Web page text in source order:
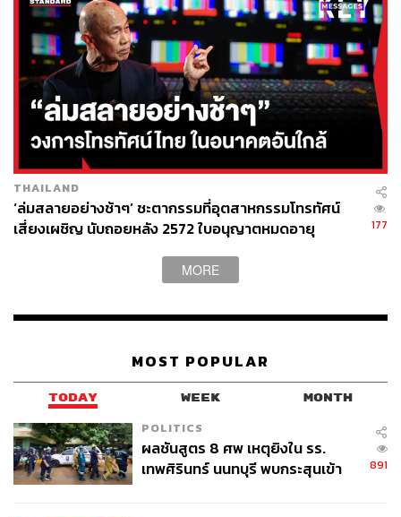
THAILAND
‘ล่มสลายอย่างช้าๆ’ ชะตากรรมที่อุตสาหกรรมโทรทัศน์
เสี่ยงเผชิญ นับถอยหลัง 2572 ใบอนุญาตหมดอายุ
177
MORE
MOST POPULAR
TODAY WEEK MONTH
POLITICS
ผลชันสูตร 8 ศพ เหตุยิงใน รร.
เทพศิรินทร์ นนทบุรี พบกระสุนเข้า
891